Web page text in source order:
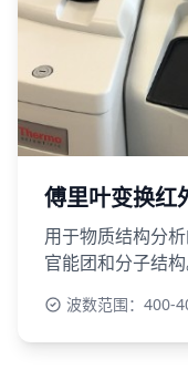
傅里叶变换红
用于物质结构分
官能团和分子结构
波数范围：400-